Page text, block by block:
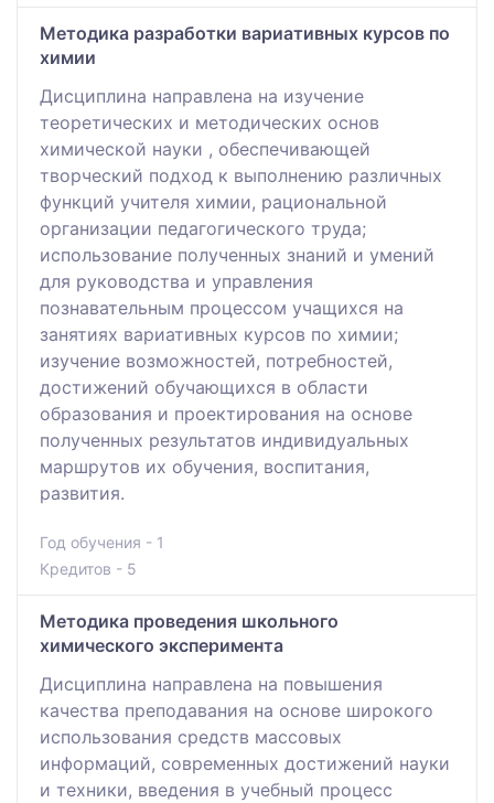
Методика разработки вариативных курсов по
химии
Дисциплина направлена на изучение
теоретических и методических основ
химической науки , обеспечивающей
творческий подход к выполнению различных
функций учителя химии, рациональной
организации педагогического труда;
использование полученных знаний и умений
для руководства и управления
познавательным процессом учащихся на
занятиях вариативных курсов по химии;
изучение возможностей, потребностей,
достижений обучающихся в области
образования и проектирования на основе
полученных результатов индивидуальных
маршрутов их обучения, воспитания,
развития.
Год обучения - 1
Кредитов - 5
Методика проведения школьного
химического эксперимента
Дисциплина направлена на повышения
качества преподавания на основе широкого
использования средств массовых
информаций, современных достижений науки
и техники, введения в учебный процесс